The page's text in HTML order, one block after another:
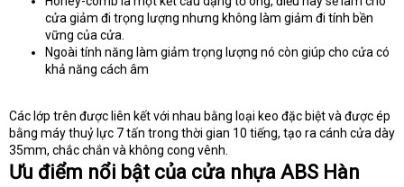
cửa giảm đi trọng lượng nhưng không làm giảm đi tính bền
vững của cửa.
Ngoài tính năng làm giảm trọng lượng nó còn giúp cho cửa có
khả năng cách âm
Các lớp trên được liên kết với nhau bằng loại keo đặc biệt và được ép
bằng máy thuỷ lực 7 tấn trong thời gian 10 tiếng, tạo ra cánh cửa dày
35mm, chắc chắn và không cong vênh.
Ưu điểm nổi bật của cửa nhựa ABS Hàn